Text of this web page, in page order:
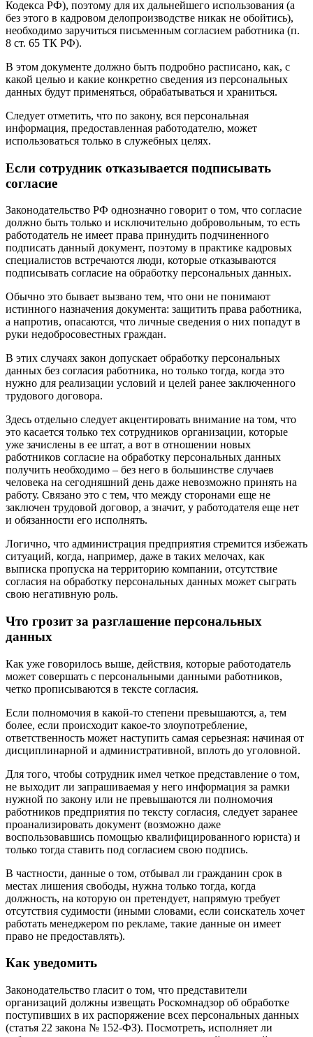
Кодекса РФ), поэтому для их дальнейшего использования (а
без этого в кадровом делопроизводстве никак не обойтись),
необходимо заручиться письменным согласием работника (п.
8 ст. 65 ТК РФ).
В этом документе должно быть подробно расписано, как, с
какой целью и какие конкретно сведения из персональных
данных будут применяться, обрабатываться и храниться.
Следует отметить, что по закону, вся персональная
информация, предоставленная работодателю, может
использоваться только в служебных целях.
Если сотрудник отказывается подписывать
согласие
Законодательство РФ однозначно говорит о том, что согласие
должно быть только и исключительно добровольным, то есть
работодатель не имеет права принудить подчиненного
подписать данный документ, поэтому в практике кадровых
специалистов встречаются люди, которые отказываются
подписывать согласие на обработку персональных данных.
Обычно это бывает вызвано тем, что они не понимают
истинного назначения документа: защитить права работника,
а напротив, опасаются, что личные сведения о них попадут в
руки недобросовестных граждан.
В этих случаях закон допускает обработку персональных
данных без согласия работника, но только тогда, когда это
нужно для реализации условий и целей ранее заключенного
трудового договора.
Здесь отдельно следует акцентировать внимание на том, что
это касается только тех сотрудников организации, которые
уже зачислены в ее штат, а вот в отношении новых
работников согласие на обработку персональных данных
получить необходимо – без него в большинстве случаев
человека на сегодняшний день даже невозможно принять на
работу. Связано это с тем, что между сторонами еще не
заключен трудовой договор, а значит, у работодателя еще нет
и обязанности его исполнять.
Логично, что администрация предприятия стремится избежать
ситуаций, когда, например, даже в таких мелочах, как
выписка пропуска на территорию компании, отсутствие
согласия на обработку персональных данных может сыграть
свою негативную роль.
Что грозит за разглашение персональных
данных
Как уже говорилось выше, действия, которые работодатель
может совершать с персональными данными работников,
четко прописываются в тексте согласия.
Если полномочия в какой-то степени превышаются, а, тем
более, если происходит какое-то злоупотребление,
ответственность может наступить самая серьезная: начиная от
дисциплинарной и административной, вплоть до уголовной.
Для того, чтобы сотрудник имел четкое представление о том,
не выходит ли запрашиваемая у него информация за рамки
нужной по закону или не превышаются ли полномочия
работников предприятия по тексту согласия, следует заранее
проанализировать документ (возможно даже
воспользовавшись помощью квалифицированного юриста) и
только тогда ставить под согласием свою подпись.
В частности, данные о том, отбывал ли гражданин срок в
местах лишения свободы, нужна только тогда, когда
должность, на которую он претендует, напрямую требует
отсутствия судимости (иными словами, если соискатель хочет
работать менеджером по рекламе, такие данные он имеет
право не предоставлять).
Как уведомить
Законодательство гласит о том, что представители
организаций должны извещать Роскомнадзор об обработке
поступивших в их распоряжение всех персональных данных
(статья 22 закона № 152-ФЗ). Посмотреть, исполняет ли